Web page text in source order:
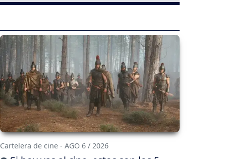
Cartelera de cine - AGO 6 / 2026